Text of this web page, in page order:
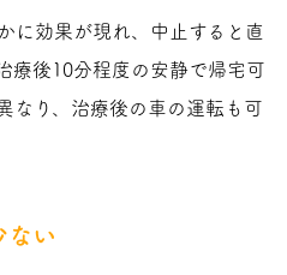
に効果が現れ、中止すると直
療後10分程度の安静で帰宅可
なり、治療後の車の運転も可
ない